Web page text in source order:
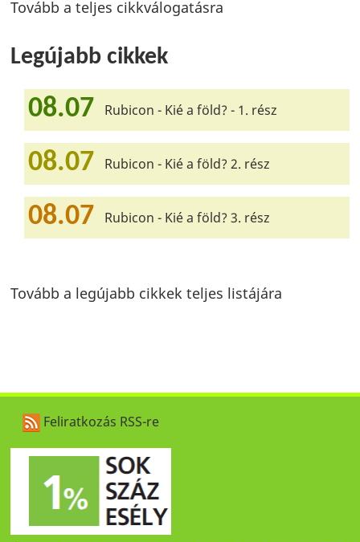
Tovább a teljes cikkválogatásra
Legújabb cikkek
08.07 Rubicon - Kié a föld? - 1. rész
08.07 Rubicon - Kié a föld? 2. rész
08.07 Rubicon - Kié a föld? 3. rész
Tovább a legújabb cikkek teljes listájára
Feliratkozás RSS-re